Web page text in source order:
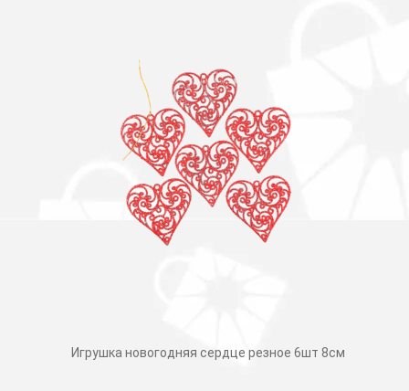
Игрушка новогодняя сердце резное 6шт 8см